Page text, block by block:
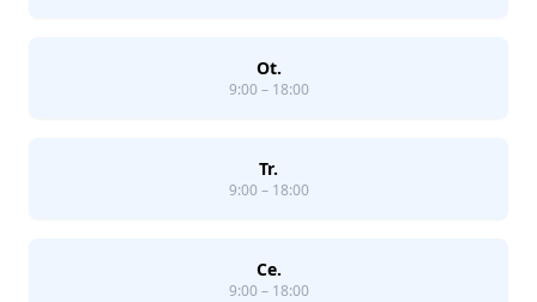
Ot.
9:00 – 18:00
Tr.
9:00 – 18:00
Ce.
9:00 – 18:00